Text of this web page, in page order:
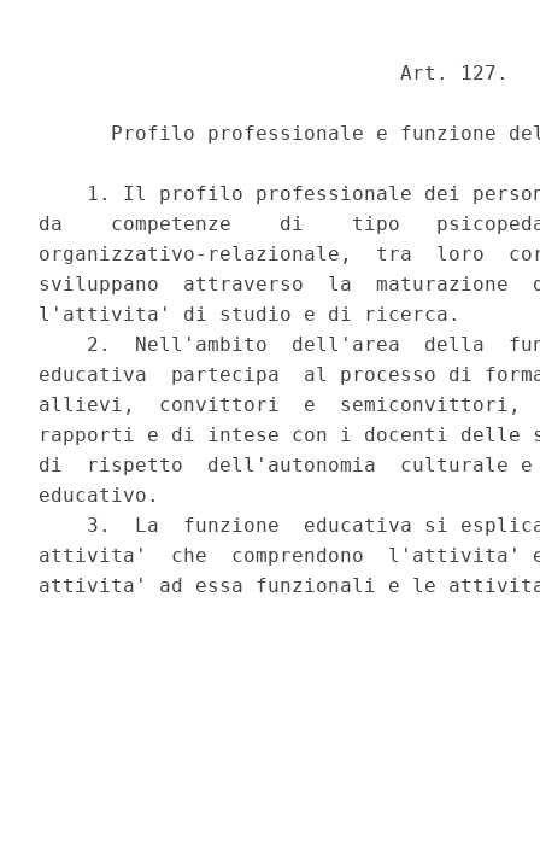
                              Art. 127.
Profilo professionale e funzione
1. Il profilo professionale dei
da    competenze    di    tipo
organizzativo-relazionale,  tra  loro
sviluppano  attraverso  la  maturazione
l'attivita' di studio e di ricerca.
2.  Nell'ambito  dell'area  della
educativa  partecipa  al processo di
allievi,  convittori  e  semiconvittori,
rapporti e di intese con i docenti delle
di  rispetto  dell'autonomia  culturale e
educativo.
3.  La  funzione  educativa si
attivita'  che  comprendono  l'attivita'